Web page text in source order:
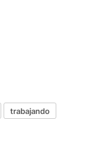
trabajando